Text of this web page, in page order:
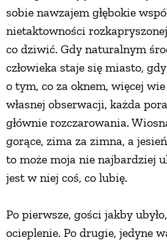
sobie nawzajem głębokie
nietaktowności
co dziwić. Gdy naturalnym
człowieka staje się miasto,
o tym, co za oknem, więcej
własnej obserwacji, każda
głównie rozczarowania.
gorące, zima za zimna, a
to może moja nie najbardziej
jest w niej coś, co lubię.
Po pierwsze, gości jakby
ocieplenie. Po drugie, jedyne